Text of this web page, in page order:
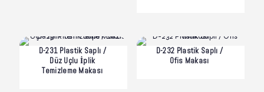
D-231 Plastik Saplı /
Düz Uçlu İplik
Temizleme Makası
D-232 Plastik Saplı /
Ofis Makası